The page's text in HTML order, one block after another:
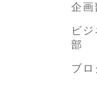
企画
ビ
部
ブ